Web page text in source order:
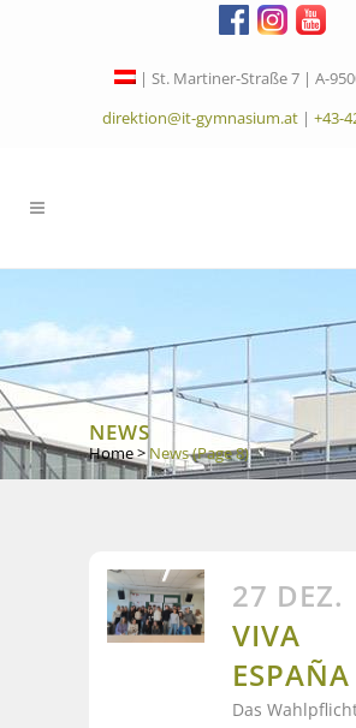
| St. Martiner-Straße 7 | A-
direktion@it-gymnasium.at| +43-
NEWS
Home> News(Page 8)
27 DEZ.
VIVA
ESPAÑA
Das